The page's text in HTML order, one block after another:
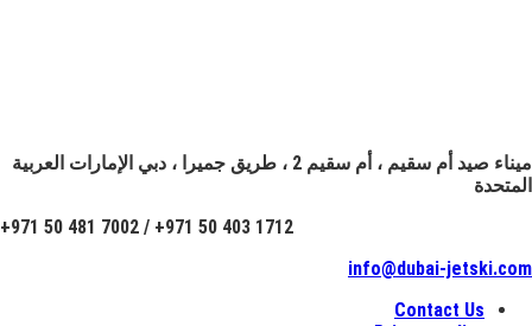
ميناء صيد أم سقيم ، أم سقيم 2 ، طريق جميرا ، دبي الإمارات العربية
المتحدة
+971 50 481 7002 / +971 50 403 1712
info@dubai-jetski.com
Contact Us